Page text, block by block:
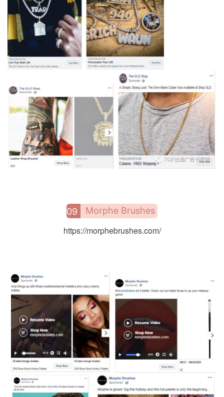
运
营
实
战
分
享
09 Morphe Brushes
https://morphebrushes.com/